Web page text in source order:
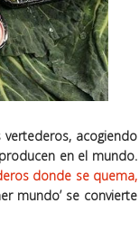
acogiendo
en el mundo.
donde se quema,
mundo’ se convierte